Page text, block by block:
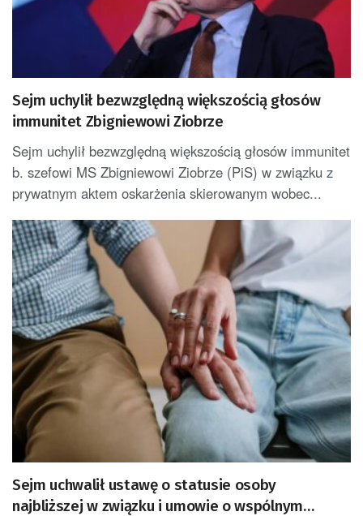
Sejm uchylił bezwzględną większością głosów
immunitet Zbigniewowi Ziobrze
Sejm uchylił bezwzględną większością głosów immunitet
b. szefowi MS Zbigniewowi Ziobrze (PiS) w związku z
prywatnym aktem oskarżenia skierowanym wobec...
Sejm uchwalił ustawę o statusie osoby
najbliższej w związku i umowie o wspólnym